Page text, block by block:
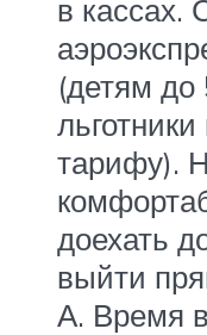
в кассах.
(детям до
тарифу).
доехать
выйти
А. Время